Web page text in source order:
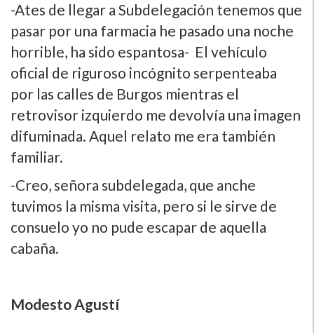
-Ates de llegar a Subdelegación tenemos que
pasar por una farmacia he pasado una noche
horrible, ha sido espantosa- El vehí­culo
oficial de riguroso incógnito serpenteaba
por las calles de Burgos mientras el
retrovisor izquierdo me devolví­a una imagen
difuminada. Aquel relato me era también
familiar.
-Creo, señora subdelegada, que anche
tuvimos la misma visita, pero si le sirve de
consuelo yo no pude escapar de aquella
cabaña.
Modesto Agustí­